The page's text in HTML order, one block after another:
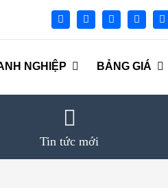
NGHIỆP BẢNG GIÁ
Tin tức mới